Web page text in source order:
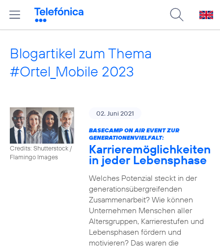
Blogartikel zum Thema
#Ortel_Mobile 2023
Credits: Shutterstock /
Flamingo Images
02. Juni 2021
BASECAMP ON AIR EVENT ZUR
GENERATIONENVIELFALT:
Karrieremöglichkeiten
in jeder Lebensphase
Welches Potenzial steckt in der
generationsübergreifenden
Zusammenarbeit? Wie können
Unternehmen Menschen aller
Altersgruppen, Karrierestufen und
Lebensphasen fördern und
motivieren? Das waren die